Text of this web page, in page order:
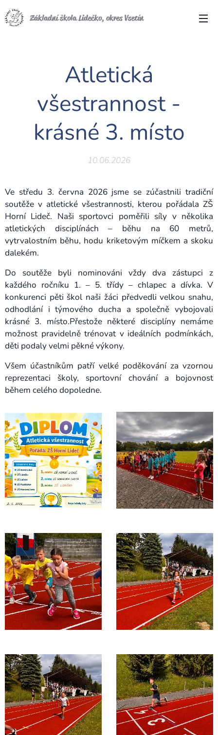
Základní škola Lidečko, okres Vsetín
Atletická
všestrannost -
krásné 3. místo
10.06.2026
Ve středu 3. června 2026 jsme se zúčastnili tradiční
soutěže v atletické všestrannosti, kterou pořádala ZŠ
Horní Lideč. Naši sportovci poměřili síly v několika
atletických disciplínách – běhu na 60 metrů,
vytrvalostním běhu, hodu kriketovým míčkem a skoku
dalekém.
Do soutěže byli nominováni vždy dva zástupci z
každého ročníku 1. – 5. třídy – chlapec a dívka. V
konkurenci pěti škol naši žáci předvedli velkou snahu,
odhodlání i týmového ducha a společně vybojovali
krásné 3. místo.Přestože některé disciplíny nemáme
možnost pravidelně trénovat v ideálních podmínkách,
děti podaly velmi pěkné výkony.
Všem účastníkům patří velké poděkování za vzornou
reprezentaci školy, sportovní chování a bojovnost
během celého dopoledne.